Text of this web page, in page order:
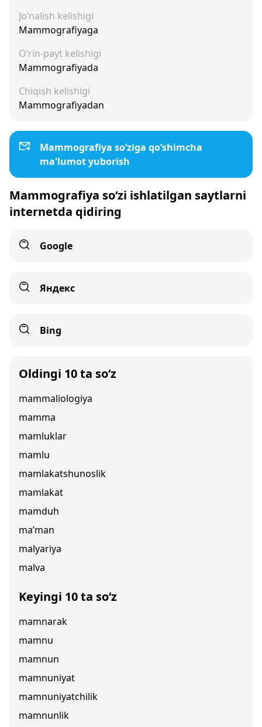
Jo‘nalish kelishigi
Mammografiyaga
O‘rin-payt kelishigi
Mammografiyada
Chiqish kelishigi
Mammografiyadan
Mammografiya so‘ziga qo‘shimcha
ma'lumot yuborish
Mammografiya so‘zi ishlatilgan saytlarni
internetda qidiring
Google
Яндекс
Bing
Oldingi 10 ta so‘z
mammaliologiya
mamma
mamluklar
mamlu
mamlakatshunoslik
mamlakat
mamduh
ma’man
malyariya
malva
Keyingi 10 ta so‘z
mamnarak
mamnu
mamnun
mamnuniyat
mamnuniyatchilik
mamnunlik